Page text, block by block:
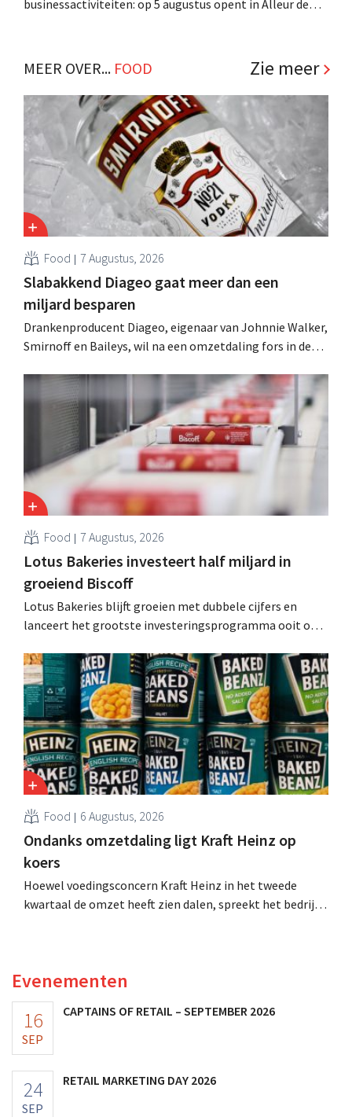
businessactiviteiten: op 5 augustus opent in Alleur de
klanten. .
MEER OVER... FOOD Zie meer
Food 7 Augustus, 2026
Slabakkend Diageo gaat meer dan een
miljard besparen
Drankenproducent Diageo, eigenaar van Johnnie Walker,
Smirnoff en Baileys, wil na een omzetdaling fors in de
andere Guiness en voorgemixte cocktails.
Food 7 Augustus, 2026
Lotus Bakeries investeert half miljard in
groeiend Biscoff
Lotus Bakeries blijft groeien met dubbele cijfers en
lanceert het grootste investeringsprogramma ooit om
moeten dit momentum grijpen”.
Food 6 Augustus, 2026
Ondanks omzetdaling ligt Kraft Heinz op
koers
Hoewel voedingsconcern Kraft Heinz in het tweede
kwartaal de omzet heeft zien dalen, spreekt het bedrijf
Evenementen
16
SEP
CAPTAINS OF RETAIL – SEPTEMBER 2026
24
SEP
RETAIL MARKETING DAY 2026